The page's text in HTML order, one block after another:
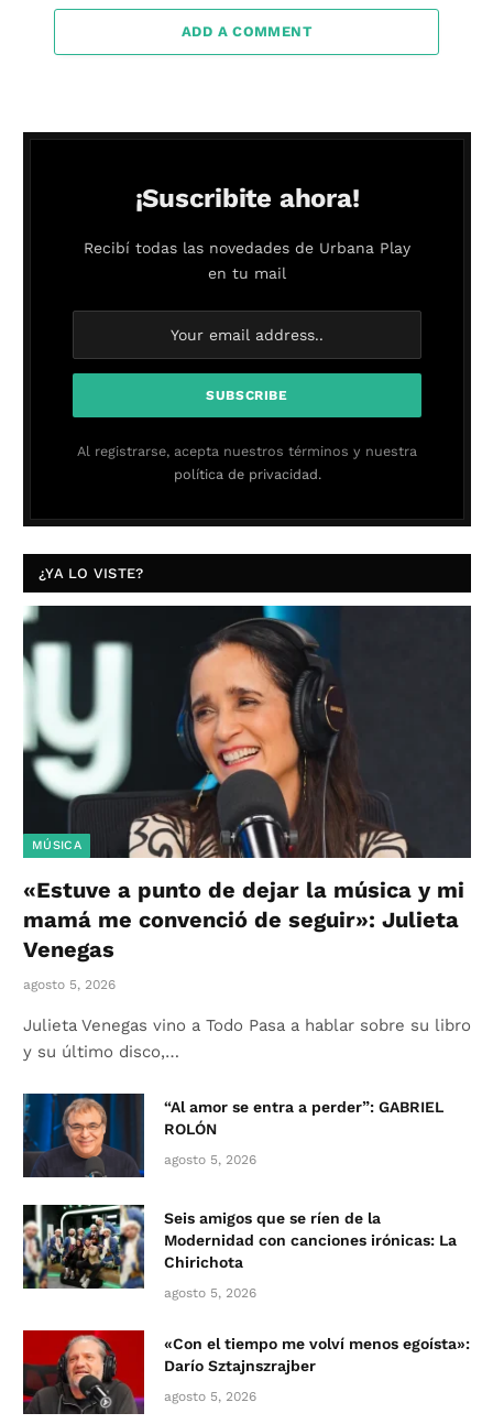
ADD A COMMENT
¡Suscribite ahora!
Recibí todas las novedades de Urbana Play
en tu mail
Al registrarse, acepta nuestros términos y nuestra
política de privacidad.
¿YA LO VISTE?
MÚSICA
«Estuve a punto de dejar la música y mi
mamá me convenció de seguir»: Julieta
Venegas
agosto 5, 2026
Julieta Venegas vino a Todo Pasa a hablar sobre su libro
y su último disco,…
“Al amor se entra a perder”: GABRIEL
ROLÓN
agosto 5, 2026
Seis amigos que se ríen de la
Modernidad con canciones irónicas: La
Chirichota
agosto 5, 2026
«Con el tiempo me volví menos egoísta»:
Darío Sztajnszrajber
agosto 5, 2026